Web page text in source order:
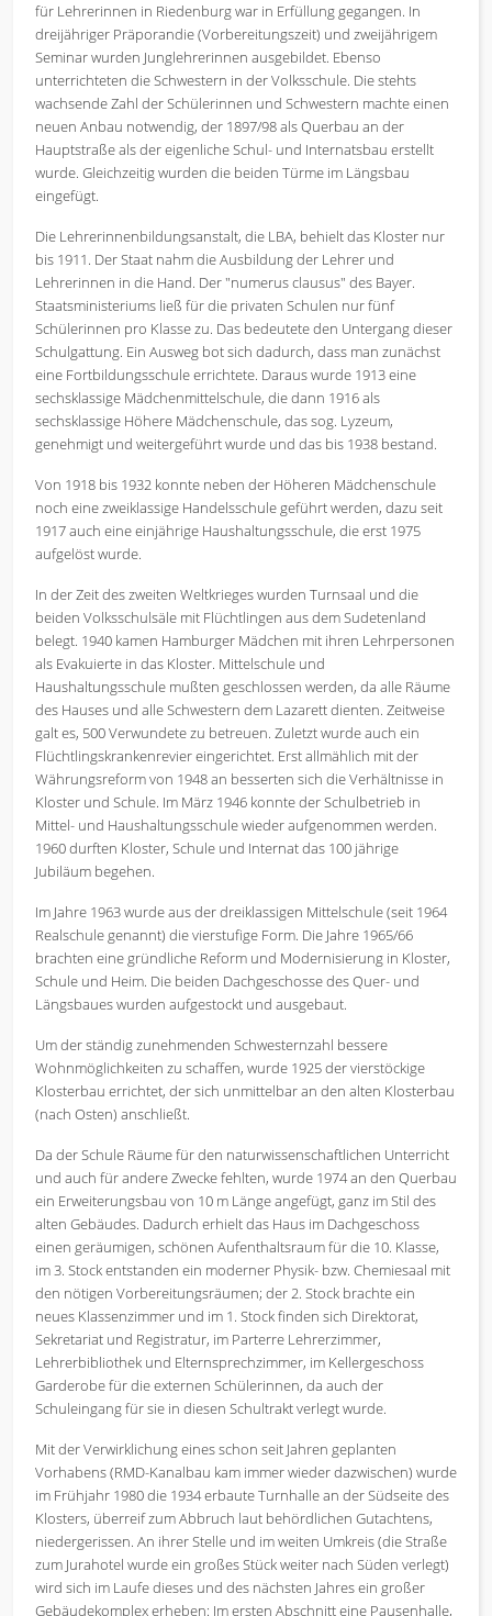
für Lehrerinnen in Riedenburg war in Erfüllung gegangen. In
dreijähriger Präporandie (Vorbereitungszeit) und zweijährigem
Seminar wurden Junglehrerinnen ausgebildet. Ebenso
unterrichteten die Schwestern in der Volksschule. Die stehts
wachsende Zahl der Schülerinnen und Schwestern machte einen
neuen Anbau notwendig, der 1897/98 als Querbau an der
Hauptstraße als der eigenliche Schul- und Internatsbau erstellt
wurde. Gleichzeitig wurden die beiden Türme im Längsbau
eingefügt.
Die Lehrerinnenbildungsanstalt, die LBA, behielt das Kloster nur
bis 1911. Der Staat nahm die Ausbildung der Lehrer und
Lehrerinnen in die Hand. Der "numerus clausus" des Bayer.
Staatsministeriums ließ für die privaten Schulen nur fünf
Schülerinnen pro Klasse zu. Das bedeutete den Untergang dieser
Schulgattung. Ein Ausweg bot sich dadurch, dass man zunächst
eine Fortbildungsschule errichtete. Daraus wurde 1913 eine
sechsklassige Mädchenmittelschule, die dann 1916 als
sechsklassige Höhere Mädchenschule, das sog. Lyzeum,
genehmigt und weitergeführt wurde und das bis 1938 bestand.
Von 1918 bis 1932 konnte neben der Höheren Mädchenschule
noch eine zweiklassige Handelsschule geführt werden, dazu seit
1917 auch eine einjährige Haushaltungsschule, die erst 1975
aufgelöst wurde.
In der Zeit des zweiten Weltkrieges wurden Turnsaal und die
beiden Volksschulsäle mit Flüchtlingen aus dem Sudetenland
belegt. 1940 kamen Hamburger Mädchen mit ihren Lehrpersonen
als Evakuierte in das Kloster. Mittelschule und
Haushaltungsschule mußten geschlossen werden, da alle Räume
des Hauses und alle Schwestern dem Lazarett dienten. Zeitweise
galt es, 500 Verwundete zu betreuen. Zuletzt wurde auch ein
Flüchtlingskrankenrevier eingerichtet. Erst allmählich mit der
Währungsreform von 1948 an besserten sich die Verhältnisse in
Kloster und Schule. Im März 1946 konnte der Schulbetrieb in
Mittel- und Haushaltungsschule wieder aufgenommen werden.
1960 durften Kloster, Schule und Internat das 100 jährige
Jubiläum begehen.
Im Jahre 1963 wurde aus der dreiklassigen Mittelschule (seit 1964
Realschule genannt) die vierstufige Form. Die Jahre 1965/66
brachten eine gründliche Reform und Modernisierung in Kloster,
Schule und Heim. Die beiden Dachgeschosse des Quer- und
Längsbaues wurden aufgestockt und ausgebaut.
Um der ständig zunehmenden Schwesternzahl bessere
Wohnmöglichkeiten zu schaffen, wurde 1925 der vierstöckige
Klosterbau errichtet, der sich unmittelbar an den alten Klosterbau
(nach Osten) anschließt.
Da der Schule Räume für den naturwissenschaftlichen Unterricht
und auch für andere Zwecke fehlten, wurde 1974 an den Querbau
ein Erweiterungsbau von 10 m Länge angefügt, ganz im Stil des
alten Gebäudes. Dadurch erhielt das Haus im Dachgeschoss
einen geräumigen, schönen Aufenthaltsraum für die 10. Klasse,
im 3. Stock entstanden ein moderner Physik- bzw. Chemiesaal mit
den nötigen Vorbereitungsräumen; der 2. Stock brachte ein
neues Klassenzimmer und im 1. Stock finden sich Direktorat,
Sekretariat und Registratur, im Parterre Lehrerzimmer,
Lehrerbibliothek und Elternsprechzimmer, im Kellergeschoss
Garderobe für die externen Schülerinnen, da auch der
Schuleingang für sie in diesen Schultrakt verlegt wurde.
Mit der Verwirklichung eines schon seit Jahren geplanten
Vorhabens (RMD-Kanalbau kam immer wieder dazwischen) wurde
im Frühjahr 1980 die 1934 erbaute Turnhalle an der Südseite des
Klosters, überreif zum Abbruch laut behördlichen Gutachtens,
niedergerissen. An ihrer Stelle und im weiten Umkreis (die Straße
zum Jurahotel wurde ein großes Stück weiter nach Süden verlegt)
wird sich im Laufe dieses und des nächsten Jahres ein großer
Gebäudekomplex erheben: Im ersten Abschnitt eine Pausenhalle,